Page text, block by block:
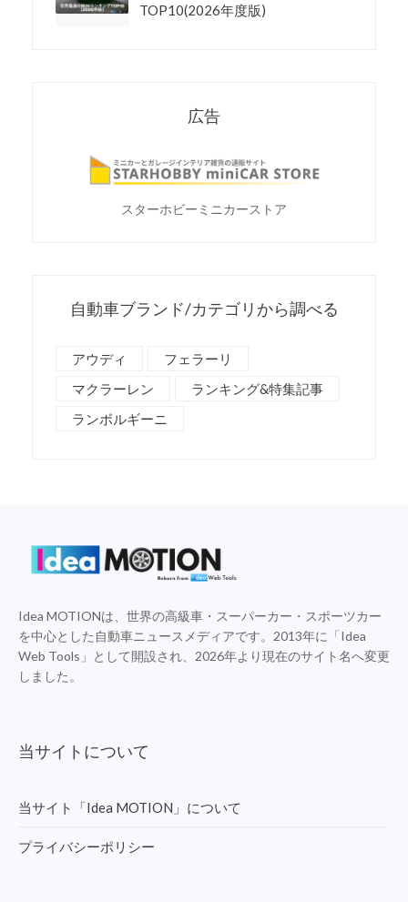
TOP10(2026年度版)
広告
スターホビーミニカーストア
自動車ブランド/カテゴリから調べる
アウディ
フェラーリ
マクラーレン
ランキング&特集記事
ランボルギーニ
Idea MOTIONは、世界の高級車・スーパーカー・スポーツカー
を中心とした自動車ニュースメディアです。2013年に「Idea
Web Tools」として開設され、2026年より現在のサイト名へ変更
しました。
当サイトについて
当サイト「Idea MOTION」について
プライバシーポリシー